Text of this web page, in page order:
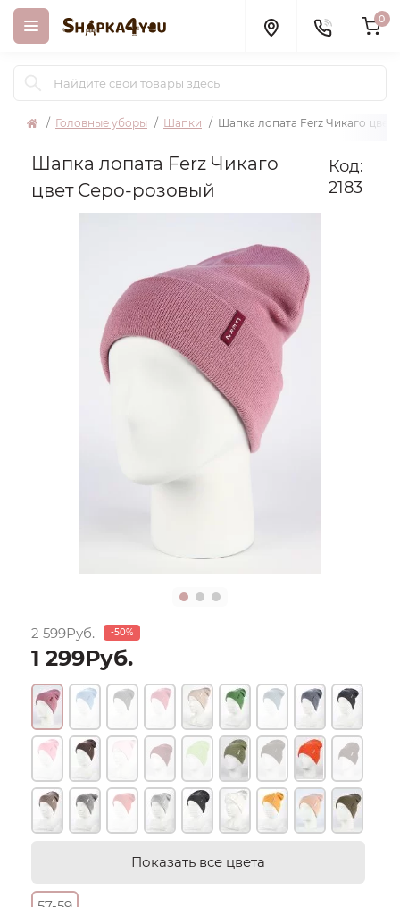
0
Головные уборы Шапки Шапка лопата Ferz Чикаго
Шапка лопата Ferz Чикаго
цвет Серо-розовый
Код:
2183
2 599Руб. -50%
1 299Руб.
Показать все цвета